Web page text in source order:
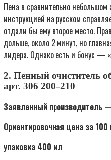
Пена в сравнительно небольшом
инструкцией на русском
отдали бы ему второе место.
дольше, около 2 минут, но
лидера. Однако есть и бонус —
2. Пенный очиститель
арт. 306 200–210
Заявленный производитель
Ориентировочная цена за
упаковка 400 мл